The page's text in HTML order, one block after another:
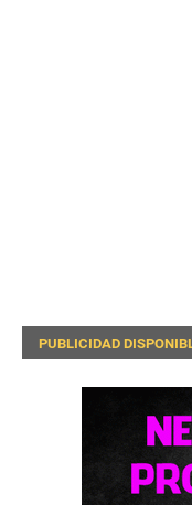
PUBLICIDAD